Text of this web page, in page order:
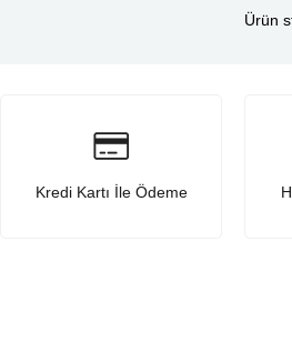
Ürün
Kredi Kartı İle Ödeme